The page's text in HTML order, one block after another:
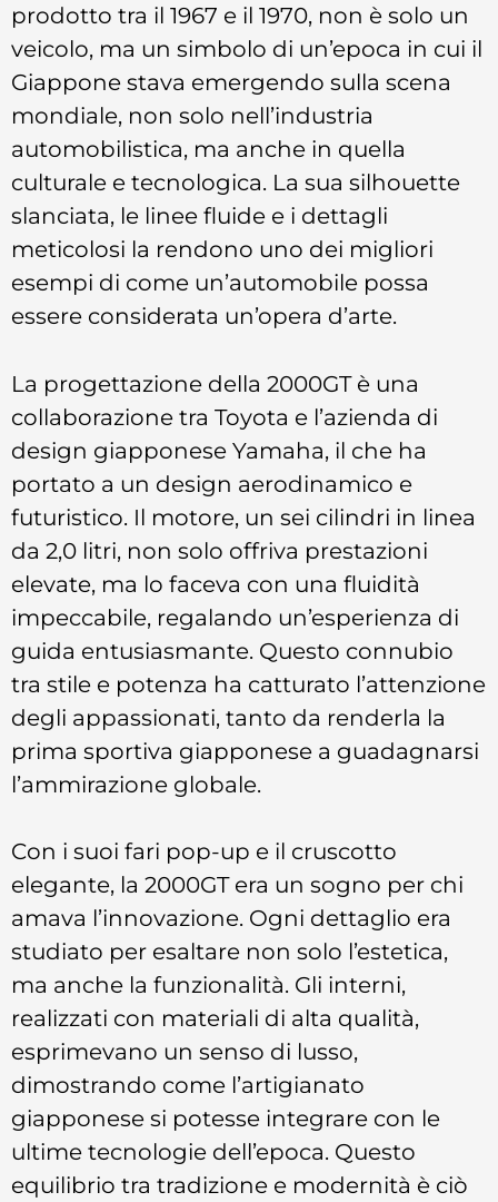
prodotto tra il 1967 e il 1970, non è solo un
veicolo, ma un simbolo di un’epoca in cui il
Giappone stava emergendo sulla scena
mondiale, non solo nell’industria
automobilistica, ma anche in quella
culturale e tecnologica. La sua silhouette
slanciata, le linee fluide e i dettagli
meticolosi la rendono uno dei migliori
esempi di come un’automobile possa
essere considerata un’opera d’arte.
La progettazione della 2000GT è una
collaborazione tra Toyota e l’azienda di
design giapponese Yamaha, il che ha
portato a un design aerodinamico e
futuristico. Il motore, un sei cilindri in linea
da 2,0 litri, non solo offriva prestazioni
elevate, ma lo faceva con una fluidità
impeccabile, regalando un’esperienza di
guida entusiasmante. Questo connubio
tra stile e potenza ha catturato l’attenzione
degli appassionati, tanto da renderla la
prima sportiva giapponese a guadagnarsi
l’ammirazione globale.
Con i suoi fari pop-up e il cruscotto
elegante, la 2000GT era un sogno per chi
amava l’innovazione. Ogni dettaglio era
studiato per esaltare non solo l’estetica,
ma anche la funzionalità. Gli interni,
realizzati con materiali di alta qualità,
esprimevano un senso di lusso,
dimostrando come l’artigianato
giapponese si potesse integrare con le
ultime tecnologie dell’epoca. Questo
equilibrio tra tradizione e modernità è ciò